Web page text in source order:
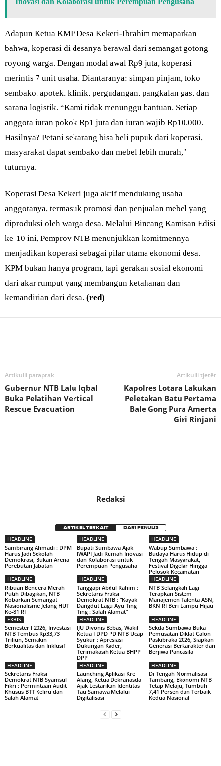
Adapun Ketua KMP Desa Kekeri-Ibrahim memaparkan
bahwa, koperasi di desanya berawal dari semangat gotong
royong warga. Dengan modal awal Rp9 juta, koperasi
merintis 7 unit usaha. Diantaranya: simpan pinjam, toko
sembako, apotek, klinik, pergudangan, pangkalan gas, dan
sarana logistik. “Kami tidak menunggu bantuan. Setiap
anggota iuran pokok Rp1 juta dan iuran wajib Rp10.000.
Hasilnya? Petani sekarang bisa beli pupuk dari koperasi,
masyarakat dapat sembako dan mebel lebih murah,”
tuturnya.
Koperasi Desa Kekeri juga aktif mendukung usaha
anggotanya, termasuk promosi dan penjualan mebel yang
diproduksi oleh warga desa. Melalui Bincang Kamisan Edisi
ke-10 ini, Pemprov NTB menunjukkan komitmennya
menjadikan koperasi sebagai pilar utama ekonomi desa.
KPM bukan hanya program, tapi gerakan sosial ekonomi
dari akar rumput yang membangun ketahanan dan
kemandirian dari desa. (red)
Artikulli paraprak
Gubernur NTB Lalu Iqbal
Buka Pelatihan Vertical
Rescue Evacuation
Artikulli tjetër
Kapolres Lotara Lakukan
Peletakan Batu Pertama
Bale Gong Pura Amerta
Giri Rinjani
Redaksi
ARTIKEL TERKAIT DARI PENULIS
HEADLINE
Sambirang Ahmadi : DPM
Harus Jadi Sekolah
Demokrasi, Bukan Arena
Perebutan Jabatan
HEADLINE
Bupati Sumbawa Ajak
IWAPI Jadi Rumah Inovasi
dan Kolaborasi untuk
Perempuan Pengusaha
HEADLINE
Wabup Sumbawa :
Budaya Harus Hidup di
Tengah Masyarakat,
Festival Digelar Hingga
Pelosok Kecamatan
HEADLINE
Ribuan Bendera Merah
Putih Dibagikan, NTB
Kobarkan Semangat
Nasionalisme Jelang HUT
Ke-81 RI
HEADLINE
Tanggapi Abdul Rahim :
Sekretaris Fraksi
Demokrat NTB : “Kayak
Dangdut Lagu Ayu Ting
Ting : Salah Alamat”
HEADLINE
NTB Selangkah Lagi
Terapkan Sistem
Manajemen Talenta ASN,
BKN RI Beri Lampu Hijau
EKBIS
Semester I 2026, Investasi
NTB Tembus Rp33,73
Triliun, Semakin
Berkualitas dan Inklusif
HEADLINE
IJU Divonis Bebas, Wakil
Ketua I DPD PD NTB Ucap
Syukur : Apresiasi
Dukungan Kader,
Terimakasih Ketua BHPP
DPP
HEADLINE
Sekda Sumbawa Buka
Pemusatan Diklat Calon
Paskibraka 2026, Siapkan
Generasi Berkarakter dan
Berjiwa Pancasila
HEADLINE
Sekretaris Fraksi
Demokrat NTB Syamsul
Fikri : Permintaan Audit
Khusus BTT Keliru dan
Salah Alamat
HEADLINE
Launching Aplikasi Kre
Alang, Ketua Dekranasda
Ajak Lestarikan Identitas
Tau Samawa Melalui
Digitalisasi
HEADLINE
Di Tengah Normalisasi
Tambang, Ekonomi NTB
Tetap Melaju, Tumbuh
7,41 Persen dan Terbaik
Kedua Nasional